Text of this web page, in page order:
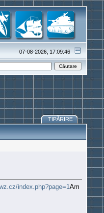
07-08-2026, 17:09:46
TIPĂRIRE
index.php?page=1Am